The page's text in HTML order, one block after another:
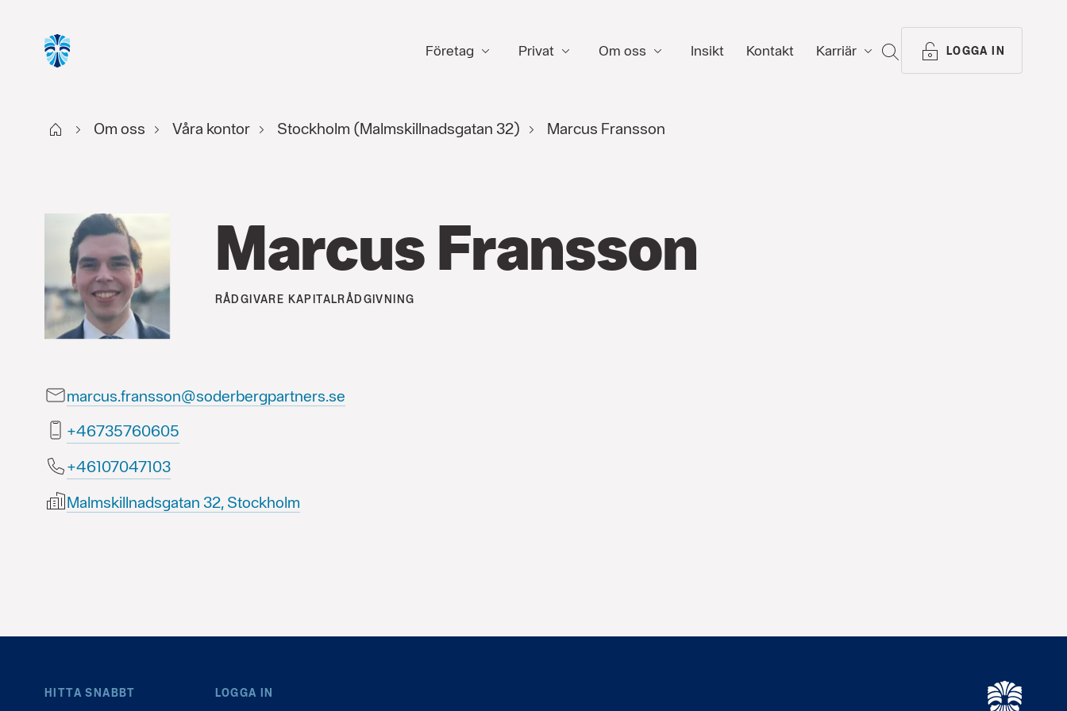
Företag Privat Om oss Insikt Kontakt Karriär SÖK LOGGA IN
Start Om oss Våra kontor Stockholm (Malmskillnadsgatan 32) Marcus Fransson
Marcus Fransson
RÅDGIVARE KAPITALRÅDGIVNING
marcus.fransson@soderbergpartners.se
50606753764+
30174070164+
Malmskillnadsgatan 32, Stockholm
HITTA SNABBT LOGGA IN